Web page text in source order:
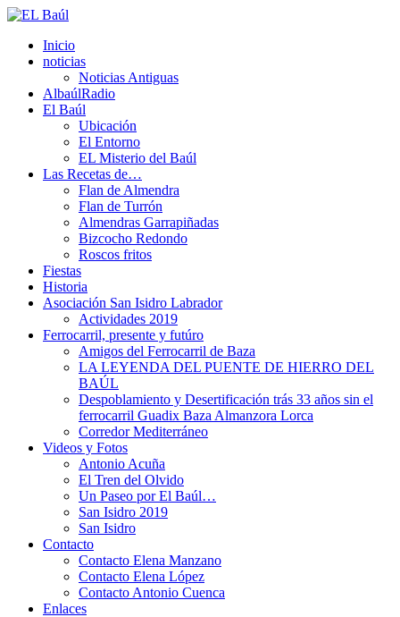
Inicio
noticias
Noticias Antiguas
AlbaúlRadio
El Baúl
Ubicación
El Entorno
EL Misterio del Baúl
Las Recetas de…
Flan de Almendra
Flan de Turrón
Almendras Garrapiñadas
Bizcocho Redondo
Roscos fritos
Fiestas
Historia
Asociación San Isidro Labrador
Actividades 2019
Ferrocarril, presente y futúro
Amigos del Ferrocarril de Baza
LA LEYENDA DEL PUENTE DE HIERRO DEL
BAÚL
Despoblamiento y Desertificación trás 33 años sin el
ferrocarril Guadix Baza Almanzora Lorca
Corredor Mediterráneo
Videos y Fotos
Antonio Acuña
El Tren del Olvido
Un Paseo por El Baúl…
San Isidro 2019
San Isidro
Contacto
Contacto Elena Manzano
Contacto Elena López
Contacto Antonio Cuenca
Enlaces